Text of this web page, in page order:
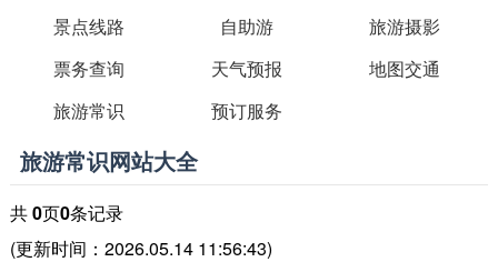
景点线路
自助游
旅游摄影
票务查询
天气预报
地图交通
旅游常识
预订服务
旅游常识网站大全
共0页0条记录
(更新时间：2026.05.14 11:56:43)